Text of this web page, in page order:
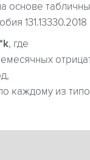
основе
131.13330.2018
, где
каждому из